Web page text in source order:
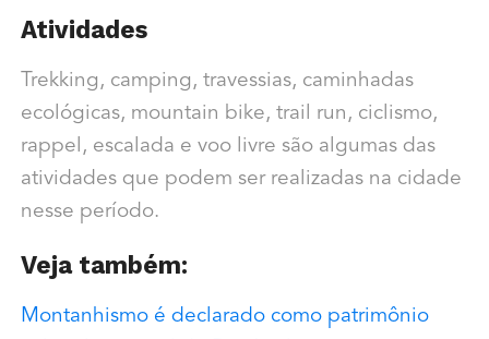
Atividades
Trekking, camping, travessias, caminhadas
ecológicas, mountain bike, trail run, ciclismo,
rappel, escalada e voo livre são algumas das
atividades que podem ser realizadas na cidade
nesse período.
Veja também:
Montanhismo é declarado como patrimônio